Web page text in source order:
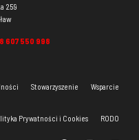
259
607 550 998
Stowarzyszenie Wsparcie
Prywatności i Cookies RODO